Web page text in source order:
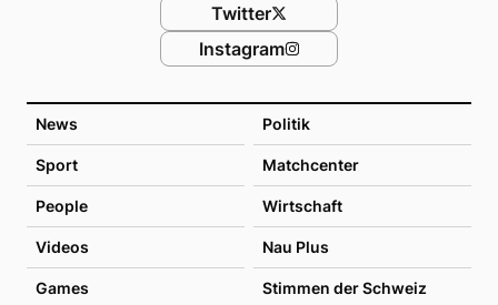
News Politik
Sport Matchcenter
People Wirtschaft
Videos Nau Plus
Games Stimmen der Schweiz
Twitter
Instagram